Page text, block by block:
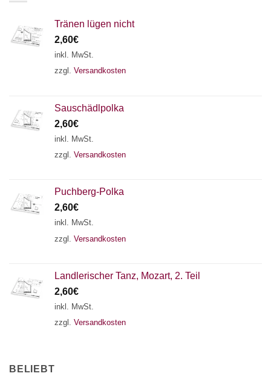
Tränen lügen nicht
2,60€
inkl. MwSt.
zzgl. Versandkosten
Sauschädlpolka
2,60€
inkl. MwSt.
zzgl. Versandkosten
Puchberg-Polka
2,60€
inkl. MwSt.
zzgl. Versandkosten
Landlerischer Tanz, Mozart, 2. Teil
2,60€
inkl. MwSt.
zzgl. Versandkosten
BELIEBT